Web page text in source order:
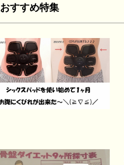
おすすめ特集